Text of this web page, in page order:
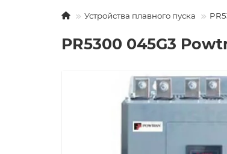
Устройства плавного пуска
PR5300 045G3